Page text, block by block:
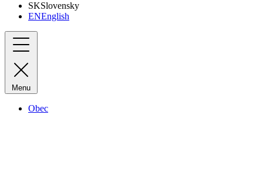
SKSlovensky
ENEnglish
Menu
Obec